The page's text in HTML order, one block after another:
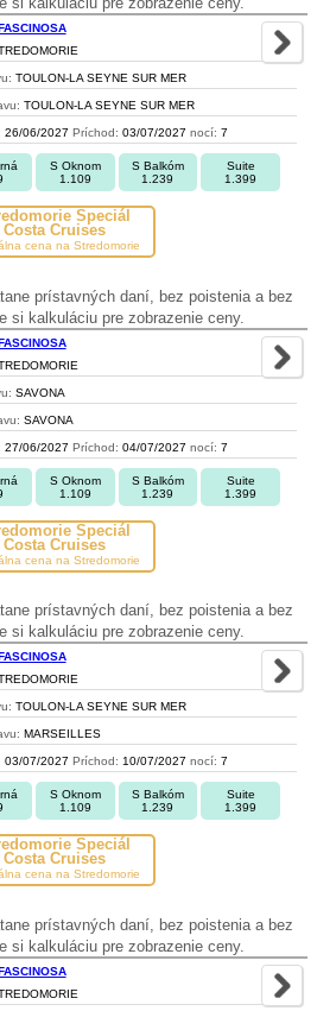
TOULON-LA SEYNE SUR MER
TOULON-LA SEYNE SUR MER
26/06/2027 Príchod: 03/07/2027 nocí: 7
S Oknom
1.109
S Balkóm
1.239
Suite
1.399
Špeciál
Costa Cruises
cena na Stredomorie
prístavných daní, bez poistenia a bez
si kalkuláciu pre zobrazenie ceny.
SAVONA
SAVONA
27/06/2027 Príchod: 04/07/2027 nocí: 7
S Oknom
1.109
S Balkóm
1.239
Suite
1.399
Špeciál
Costa Cruises
cena na Stredomorie
prístavných daní, bez poistenia a bez
si kalkuláciu pre zobrazenie ceny.
TOULON-LA SEYNE SUR MER
MARSEILLES
03/07/2027 Príchod: 10/07/2027 nocí: 7
S Oknom
1.109
S Balkóm
1.239
Suite
1.399
Špeciál
Costa Cruises
cena na Stredomorie
prístavných daní, bez poistenia a bez
si kalkuláciu pre zobrazenie ceny.